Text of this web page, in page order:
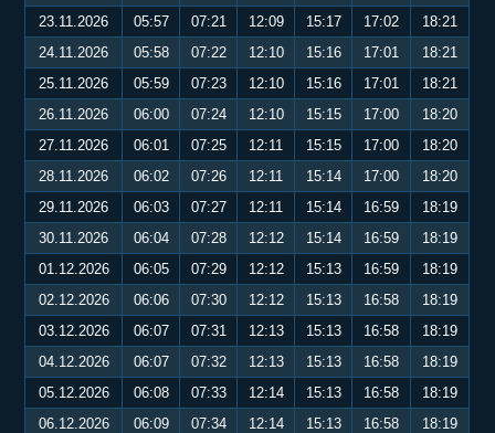
23.11.2026
05:57 07:21 12:09 15:17 17:02
18:21
24.11.2026
05:58 07:22 12:10 15:16 17:01
18:21
25.11.2026
05:59 07:23 12:10 15:16 17:01
18:21
26.11.2026
06:00 07:24 12:10 15:15 17:00
18:20
27.11.2026
06:01 07:25 12:11 15:15 17:00
18:20
28.11.2026
06:02 07:26 12:11 15:14 17:00
18:20
29.11.2026
06:03 07:27 12:11 15:14 16:59
18:19
30.11.2026
06:04 07:28 12:12 15:14 16:59
18:19
01.12.2026
06:05 07:29 12:12 15:13 16:59
18:19
02.12.2026
06:06 07:30 12:12 15:13 16:58
18:19
03.12.2026
06:07 07:31 12:13 15:13 16:58
18:19
04.12.2026
06:07 07:32 12:13 15:13 16:58
18:19
05.12.2026
06:08 07:33 12:14 15:13 16:58
18:19
06.12.2026
06:09 07:34 12:14 15:13 16:58
18:19